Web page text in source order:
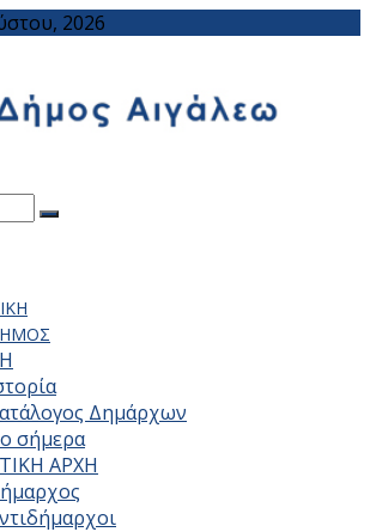
2026
Δημάρχων
σήμερα
ΑΡΧΗ